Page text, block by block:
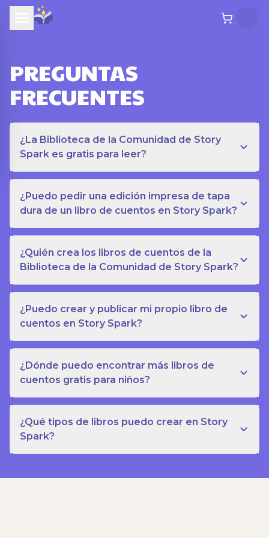
PREGUNTAS
FRECUENTES
¿La Biblioteca de la Comunidad de Story
Spark es gratis para leer?
¿Puedo pedir una edición impresa de tapa
dura de un libro de cuentos en Story Spark?
¿Quién crea los libros de cuentos de la
Biblioteca de la Comunidad de Story Spark?
¿Puedo crear y publicar mi propio libro de
cuentos en Story Spark?
¿Dónde puedo encontrar más libros de
cuentos gratis para niños?
¿Qué tipos de libros puedo crear en Story
Spark?